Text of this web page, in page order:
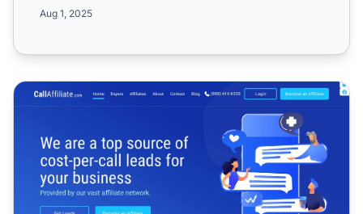
Aug 1, 2025
Programme d'affiliation CallAffiliate